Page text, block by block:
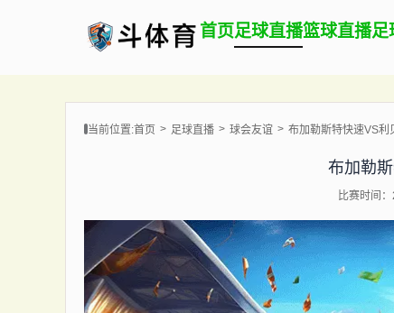
首页足球直播篮球直播足
当前位置:首页 足球直播 球会友谊 布加勒斯特快速VS利
布加勒
比赛时间